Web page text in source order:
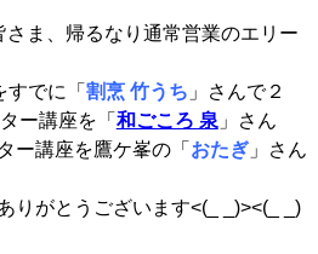
ま、帰るなり通常営業のエリー
でに「 割烹 竹うち 」さんで２
ー講座を「 和ごころ 泉 」さん
ー講座を鷹ケ峯の「 おたぎ」さん
りがとうございます<(_ _)><(_ _)